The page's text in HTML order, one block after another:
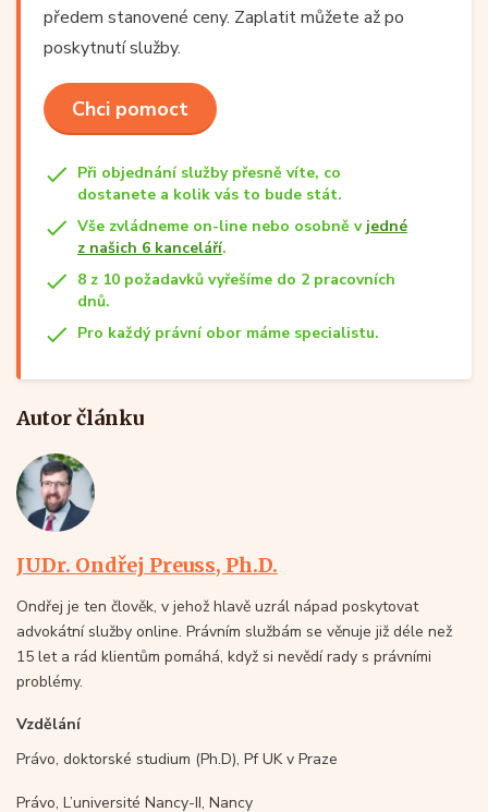
předem stanovené ceny. Zaplatit můžete až po
poskytnutí služby.
Chci pomoct
Při objednání služby přesně víte, co
dostanete a kolik vás to bude stát.
Vše zvládneme on-line nebo osobně v jedné
z našich 6 kanceláří.
8 z 10 požadavků vyřešíme do 2 pracovních
dnů.
Pro každý právní obor máme specialistu.
Autor článku
JUDr. Ondřej Preuss, Ph.D.
Ondřej je ten člověk, v jehož hlavě uzrál nápad poskytovat
advokátní služby online. Právním službám se věnuje již déle než
15 let a rád klientům pomáhá, když si nevědí rady s právními
problémy.
Vzdělání
Právo, doktorské studium (Ph.D), Pf UK v Praze
Právo, L’université Nancy-II, Nancy